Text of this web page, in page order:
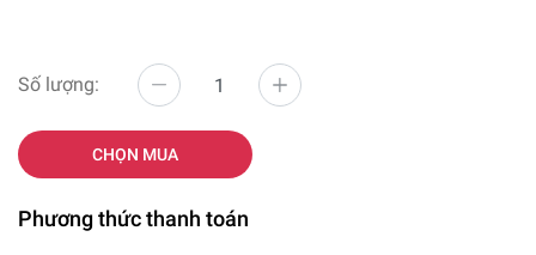
Số lượng:
CHỌN MUA
Phương thức thanh toán